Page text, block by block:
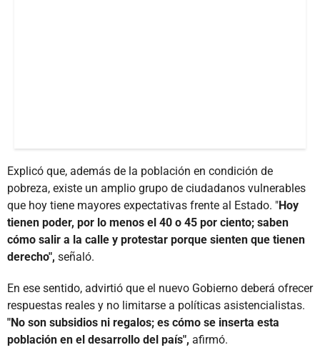
Explicó que, además de la población en condición de
pobreza, existe un amplio grupo de ciudadanos vulnerables
que hoy tiene mayores expectativas frente al Estado. "Hoy
tienen poder, por lo menos el 40 o 45 por ciento; saben
cómo salir a la calle y protestar porque sienten que tienen
derecho", señaló.
En ese sentido, advirtió que el nuevo Gobierno deberá ofrecer
respuestas reales y no limitarse a políticas asistencialistas.
"No son subsidios ni regalos; es cómo se inserta esta
población en el desarrollo del país", afirmó.